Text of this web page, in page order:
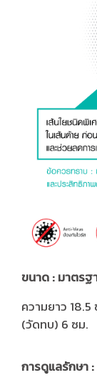
ขนาด : มาตรฐ
ความยาว
(วัดทบ) 6 ซม.
การดูแลรักษา :